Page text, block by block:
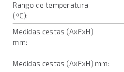
Rango de temperatura
(ºC):
Medidas cestas (AxFxH)
mm:
Medidas cestas (AxFxH) mm: